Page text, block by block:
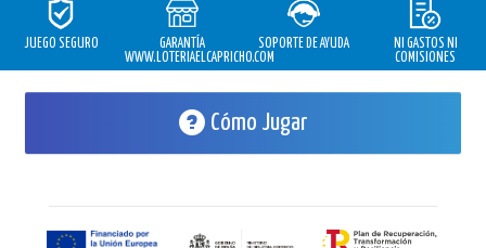
JUEGO SEGURO
GARANTÍA
WWW.LOTERIAELCAPRICHO.COM
SOPORTE DE AYUDA
NI GASTOS NI
COMISIONES
Cómo Jugar